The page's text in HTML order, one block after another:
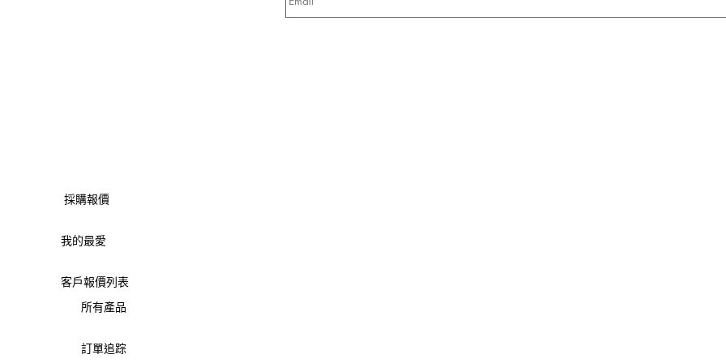
採購報價
我的最愛
客戶報價列表
所有產品
訂單追踪